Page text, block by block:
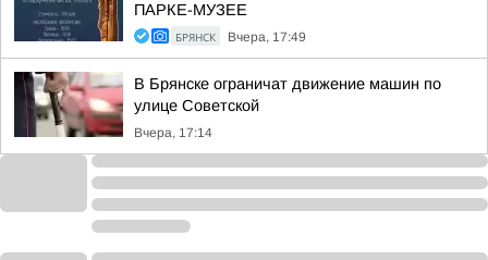
ПАРКЕ-МУЗЕЕ
БРЯНСК Вчера, 17:49
В Брянске ограничат движение машин по
улице Советской
Вчера, 17:14